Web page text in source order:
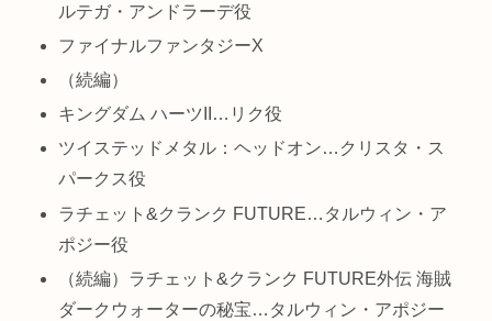
ルテガ・アンドラーデ役
ファイナルファンタジーX
（続編）
キングダム ハーツII…リク役
ツイステッドメタル：ヘッドオン…クリスタ・ス
パークス役
ラチェット&クランク FUTURE…タルウィン・ア
ポジー役
（続編）ラチェット&クランク FUTURE外伝 海賊
ダークウォーターの秘宝…タルウィン・アポジー